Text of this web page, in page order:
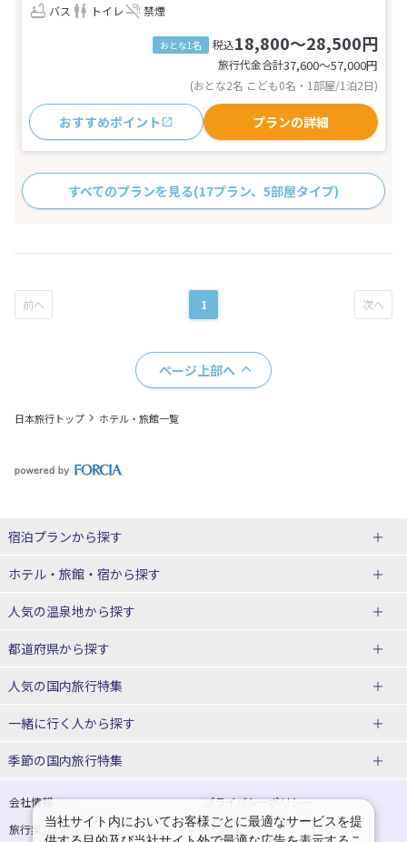
バス
トイレ 禁煙
おとな1名 税込18,800～28,500円
旅行代金合計37,600〜57,000円
(おとな2名 こども0名・1部屋/1泊2日)
おすすめポイント プランの詳細
すべてのプランを見る(17プラン、5部屋タイプ)
1
ページ上部へ
日本旅行トップ ホテル・旅館一覧
宿泊プランから探す
北海道
東北
青森県
宮城県
山形県
関東
埼玉県 千葉県
ホテル・旅館・宿から探す
北海道ホテル・旅館
青森県ホテル・旅館
宮城県ホテル・旅館
山形県ホテル・旅館
東京都ホテル・旅館 神奈川県ホテル・旅館
人気の温泉地から探す
北海道
湯の川温泉(北海道)
十勝川温泉(北海道)
洞爺湖温泉(北海道)
層雲峡温泉(北海道)
東北
都道府県から探す
北海道旅行・ツアー
東北
青森旅行・ツアー 岩手旅行・ツアー
宮城旅行・ツアー 秋田旅行・ツアー
人気の国内旅行特集
東京ディズニーリゾート®への旅
ユニバーサル・スタジオ・ジャパ
一緒に行く人から探す
一人旅 国内版
カップル・夫婦旅行 国内版 女子旅 国内版
卒業旅行・学生旅行 国内版
季節の国内旅行特集
桜・お花見特集
ゴールデンウィーク（GW）の国内
旅行
会社情報
プライバシーポリシー
旅行業登録票・約款
規約集
当社サイト内においてお客様ごとに最適なサービスを提